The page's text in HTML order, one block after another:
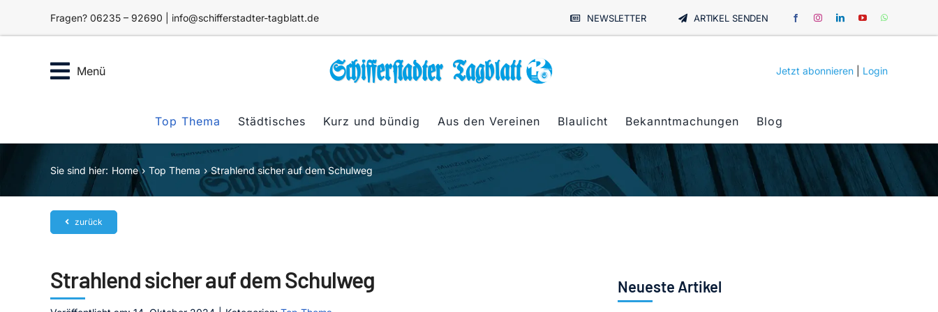
Fragen? 06235 – 92690 | info@schifferstadter-tagblatt.de NEWSLETTER ARTIKEL SENDEN
Menü Jetzt abonnieren Login
Top Thema Städtisches Kurz und bündig Aus den Vereinen Blaulicht Bekanntmachungen Blog
Sie sind hier: Home Top Thema Strahlend sicher auf dem Schulweg
zurück
Strahlend sicher auf dem Schulweg Neueste Artikel